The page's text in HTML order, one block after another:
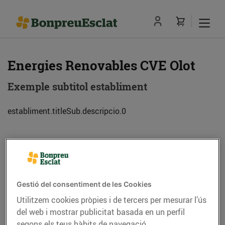
Energies Renovables CVE Olot
Exemple subtitol establiment
establiment.titleSub.descripcio.0
Adreça
Telèfon Trucar-hi
Gestió del consentiment de les Cookies
Utilitzem cookies pròpies i de tercers per mesurar l’ús
del web i mostrar publicitat basada en un perfil